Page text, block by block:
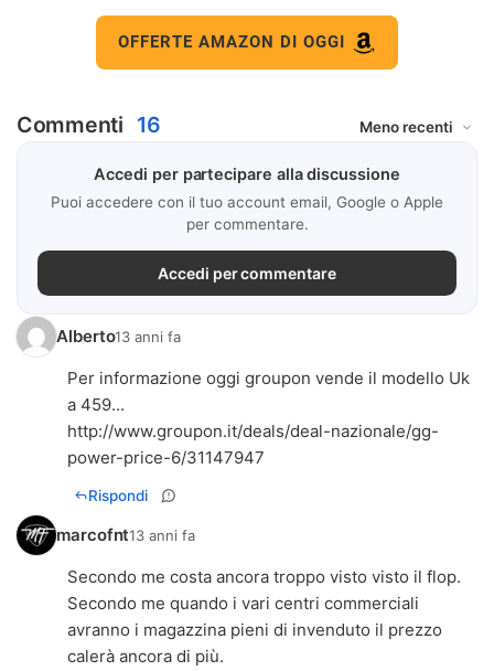
OFFERTE AMAZON DI OGGI
Commenti 16
Accedi per partecipare alla discussione
Puoi accedere con il tuo account email, Google o Apple
per commentare.
Accedi per commentare
Alberto13 anni fa
Per informazione oggi groupon vende il modello Uk
http://www.groupon.it/deals/deal-nazionale/gg-
power-price-6/31147947
Rispondi
marcofnt13 anni fa
Secondo me costa ancora troppo visto visto il flop.
Secondo me quando i vari centri commerciali
avranno i magazzina pieni di invenduto il prezzo
calerà ancora di più.